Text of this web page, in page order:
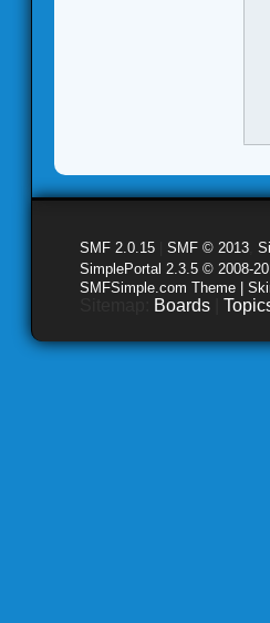
SMF 2.0.15 SMF © 2013
SimplePortal 2.3.5 © 2008-
SMFSimple.com Theme |
Boards